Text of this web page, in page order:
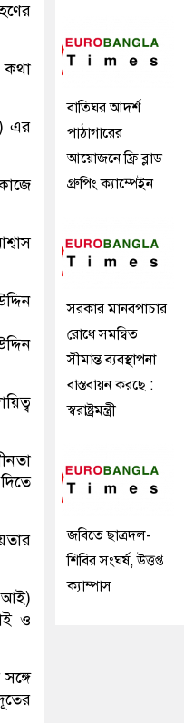
কথা
এর
ও
বাতিঘর আদর্শ
পাঠাগারের
আয়োজনে ফ্রি ব্লাড
গ্রুপিং ক্যাম্পেইন
সরকার মানবপাচার
রোধে সমন্বিত
সীমান্ত ব্যবস্থাপনা
বাস্তবায়ন করছে :
স্বরাষ্ট্রমন্ত্রী
জবিতে ছাত্রদল-
শিবির সংঘর্ষ, উত্তপ্ত
ক্যাম্পাস